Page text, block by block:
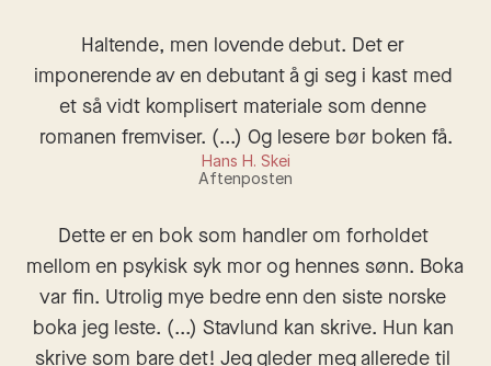
Haltende, men lovende debut. Det er
imponerende av en debutant å gi seg i kast med
et så vidt komplisert materiale som denne
romanen fremviser. (...) Og lesere bør boken få.
Hans H. Skei
Aftenposten
Dette er en bok som handler om forholdet
mellom en psykisk syk mor og hennes sønn. Boka
var fin. Utrolig mye bedre enn den siste norske
boka jeg leste. (...) Stavlund kan skrive. Hun kan
skrive som bare det! Jeg gleder meg allerede til